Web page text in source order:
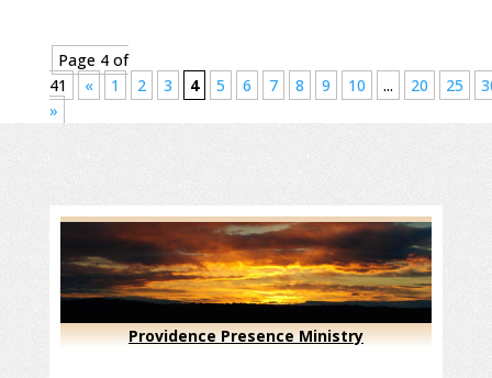
Page 4 of
41
« 1 2 3 4 5 6 7 8 9 10 ... 20 25
»
Providence Presence Ministry